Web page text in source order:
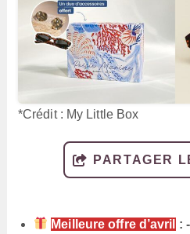
*Crédit : My Little Box
PARTAGER
Meilleure offre d’avril :